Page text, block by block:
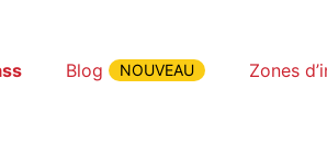
Blog NOUVEAU Zones